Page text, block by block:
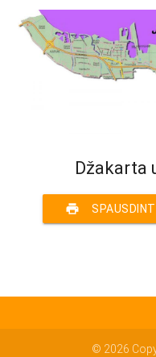
Džakarta
print SPAUSDINTI
© 2026